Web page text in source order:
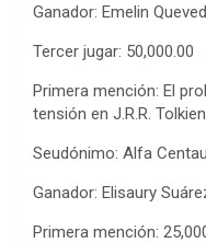
Ganador: Emelin
Tercer jugar: 50,000.00
Primera mención: El
tensión en J.R.R. Tolkien
Seudónimo: Alfa
Ganador: Elisaury
Primera mención: